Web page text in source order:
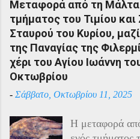
του Πόντου
του πολέμου
υπόλοιπο
είσοδο της
οικογένειες
έδωσαν οι
Μεταφορά από τη Μάλτα
τμήματος του Τιμίου
Σταυρού του Κυρίου,
της Παναγίας της
χέρι του Αγίου Ιωάννη
Οκτωβρίου
- Σάββατο, Οκτωβρίου 11, 2025
Η μεταφορά